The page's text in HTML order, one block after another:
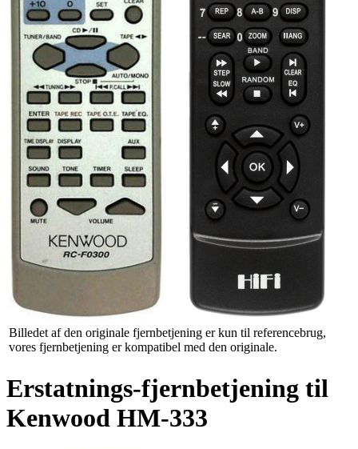
Billedet af den originale fjernbetjening er kun til referencebrug,
vores fjernbetjening er kompatibel med den originale.
Erstatnings-fjernbetjening til
Kenwood HM-333